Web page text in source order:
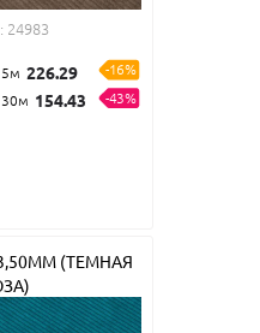
24983
5м 226.29
-16%
30м 154.43 -43%
(ТЕМНАЯ